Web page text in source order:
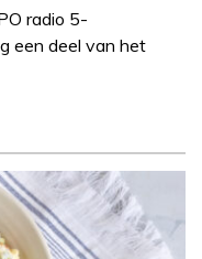
radio 5-
een deel van het